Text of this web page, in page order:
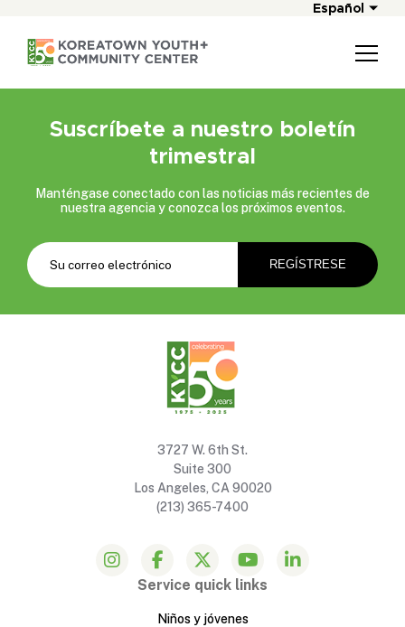
Español
Suscríbete a nuestro boletín
trimestral
Manténgase conectado con las noticias más recientes de
nuestra agencia y conozca los próximos eventos.
3727 W. 6th St.
Suite 300
Los Angeles, CA 90020
(213) 365-7400
Service quick links
Niños y jóvenes